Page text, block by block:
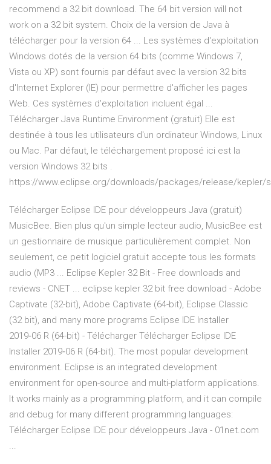
recommend a 32 bit download. The 64 bit version will not
work on a 32 bit system. Choix de la version de Java à
télécharger pour la version 64 ... Les systèmes d'exploitation
Windows dotés de la version 64 bits (comme Windows 7,
Vista ou XP) sont fournis par défaut avec la version 32 bits
d'Internet Explorer (IE) pour permettre d'afficher les pages
Web. Ces systèmes d'exploitation incluent égal ...
Télécharger Java Runtime Environment (gratuit) Elle est
destinée à tous les utilisateurs d'un ordinateur Windows, Linux
ou Mac. Par défaut, le téléchargement proposé ici est la
version Windows 32 bits .
https://www.eclipse.org/downloads/packages/release/kepler/
Télécharger Eclipse IDE pour développeurs Java (gratuit)
MusicBee. Bien plus qu'un simple lecteur audio, MusicBee est
un gestionnaire de musique particulièrement complet. Non
seulement, ce petit logiciel gratuit accepte tous les formats
audio (MP3 ... Eclipse Kepler 32 Bit - Free downloads and
reviews - CNET ... eclipse kepler 32 bit free download - Adobe
Captivate (32-bit), Adobe Captivate (64-bit), Eclipse Classic
(32 bit), and many more programs Eclipse IDE Installer
2019‑06 R (64-bit) - Télécharger Télécharger Eclipse IDE
Installer 2019‑06 R (64-bit). The most popular development
environment. Eclipse is an integrated development
environment for open-source and multi-platform applications.
It works mainly as a programming platform, and it can compile
and debug for many different programming languages:
Télécharger Eclipse IDE pour développeurs Java - 01net.com
...